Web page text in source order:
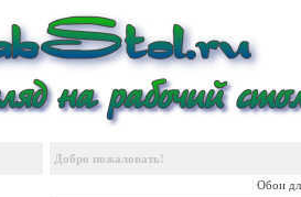
Добро пожаловать!
Обои